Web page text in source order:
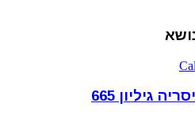
גיליון 665